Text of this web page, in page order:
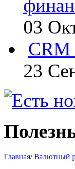
03
23
Главная/Валютный